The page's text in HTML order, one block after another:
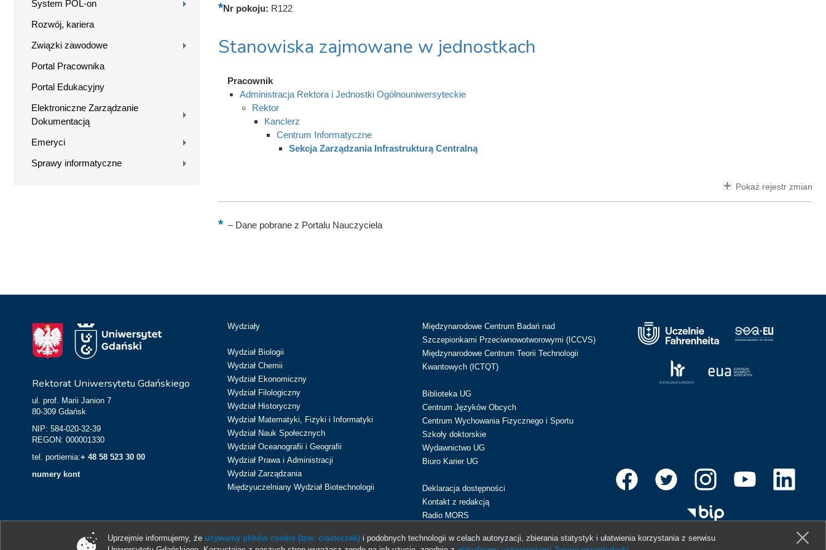
System POL-on
Rozwój, kariera
Związki zawodowe
Portal Pracownika
Portal Edukacyjny
Elektroniczne Zarządzanie
Dokumentacją
Emeryci
Sprawy informatyczne
Nr pokoju: R122
Stanowiska zajmowane w jednostkach
Pracownik
Administracja Rektora i Jednostki Ogólnouniwersyteckie
Rektor
Kanclerz
Centrum Informatyczne
Sekcja Zarządzania Infrastrukturą Centralną
Pokaż rejestr zmian
–Dane pobrane z Portalu Nauczyciela
Rektorat Uniwersytetu Gdańskiego
ul. prof. Marii Janion 7
80-309 Gdańsk
NIP: 584-020-32-39
REGON: 000001330
tel. portiernia:+ 48 58 523 30 00
numery kont
Wydziały
Wydział Biologii
Wydział Chemii
Wydział Ekonomiczny
Wydział Filologiczny
Wydział Historyczny
Wydział Matematyki, Fizyki i Informatyki
Wydział Nauk Społecznych
Wydział Oceanografii i Geografii
Wydział Prawa i Administracji
Wydział Zarządzania
Międzyuczelniany Wydział Biotechnologii
Międzynarodowe Centrum Badań nad
Szczepionkami Przeciwnowotworowymi (ICCVS)
Międzynarodowe Centrum Teorii Technologii
Kwantowych (ICTQT)
Biblioteka UG
Centrum Języków Obcych
Centrum Wychowania Fizycznego i Sportu
Szkoły doktorskie
Wydawnictwo UG
Biuro Karier UG
Deklaracja dostępności
Kontakt z redakcją
Radio MORS
Uprzejmie informujemy, że używamy plików cookie (tzw. ciasteczek)i podobnych technologii w celach autoryzacji, zbierania statystyk i ułatwienia korzystania z serwisu